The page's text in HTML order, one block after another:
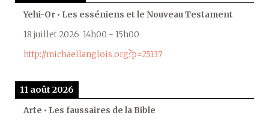
Yehi-Or • Les esséniens et le Nouveau Testament
18 juillet 2026 14h00 - 15h00
http://michaellanglois.org?p=25137
11 août 2026
Arte • Les faussaires de la Bible